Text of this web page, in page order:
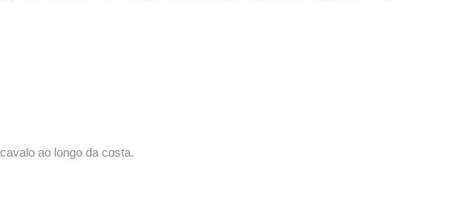
ao longo da costa.